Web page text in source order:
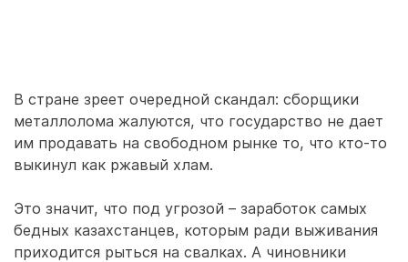
В стране зреет очередной скандал: сборщики
металлолома жалуются, что государство не дает
им продавать на свободном рынке то, что кто-то
выкинул как ржавый хлам.
Это значит, что под угрозой – заработок самых
бедных казахстанцев, которым ради выживания
приходится рыться на свалках. А чиновники